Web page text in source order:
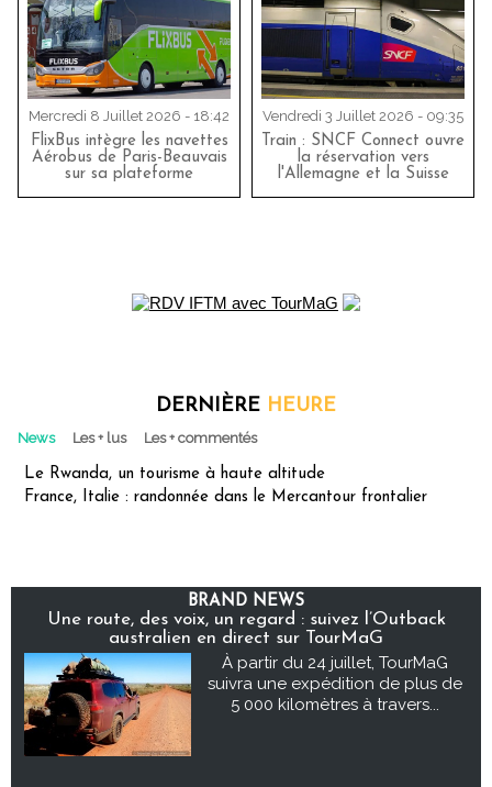
Mercredi 8 Juillet 2026 - 18:42
FlixBus intègre les navettes
Aérobus de Paris-Beauvais
sur sa plateforme
Vendredi 3 Juillet 2026 - 09:35
Train : SNCF Connect ouvre
la réservation vers
l'Allemagne et la Suisse
DERNIÈRE HEURE
News Les + lus Les + commentés
Le Rwanda, un tourisme à haute altitude
France, Italie : randonnée dans le Mercantour frontalier
BRAND NEWS
Une route, des voix, un regard : suivez l’Outback
australien en direct sur TourMaG
À partir du 24 juillet, TourMaG
suivra une expédition de plus de
5 000 kilomètres à travers...